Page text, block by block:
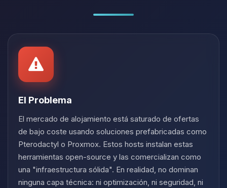
El Problema
El mercado de alojamiento está saturado de ofertas
de bajo coste usando soluciones prefabricadas como
Pterodactyl o Proxmox. Estos hosts instalan estas
herramientas open-source y las comercializan como
una "infraestructura sólida". En realidad, no dominan
ninguna capa técnica: ni optimización, ni seguridad, ni
06/08/2026 23:27